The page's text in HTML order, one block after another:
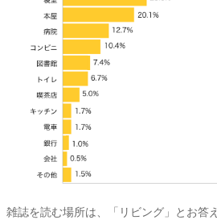
雑誌を読む場所は、「リビング」とお答